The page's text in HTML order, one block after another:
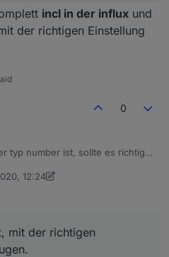
incl in der influx und
der richtigen Einstellung
0
typ number ist, sollte es richtig
es zuvor falsch eingetragen
12:24
mit der richtigen